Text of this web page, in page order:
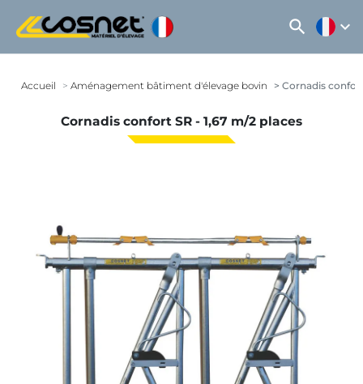
search expand_more
Accueil Aménagement bâtiment d'élevage bovin Cornadis
Cornadis confort SR - 1,67 m/2 places